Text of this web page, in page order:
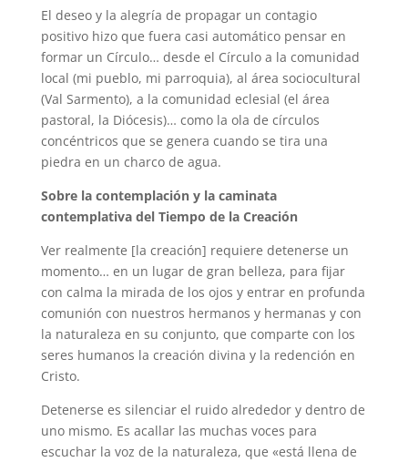
El deseo y la alegría de propagar un contagio
positivo hizo que fuera casi automático pensar en
formar un Círculo… desde el Círculo a la comunidad
local (mi pueblo, mi parroquia), al área sociocultural
(Val Sarmento), a la comunidad eclesial (el área
pastoral, la Diócesis)… como la ola de círculos
concéntricos que se genera cuando se tira una
piedra en un charco de agua.
Sobre la contemplación y la caminata
contemplativa del Tiempo de la Creación
Ver realmente [la creación] requiere detenerse un
momento… en un lugar de gran belleza, para fijar
con calma la mirada de los ojos y entrar en profunda
comunión con nuestros hermanos y hermanas y con
la naturaleza en su conjunto, que comparte con los
seres humanos la creación divina y la redención en
Cristo.
Detenerse es silenciar el ruido alrededor y dentro de
uno mismo. Es acallar las muchas voces para
escuchar la voz de la naturaleza, que «está llena de